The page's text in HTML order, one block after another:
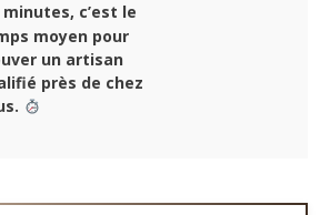
minutes, c’est le
moyen pour
un artisan
près de chez